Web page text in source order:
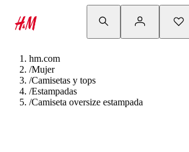
hm.com
/Mujer
/Camisetas y tops
/Estampadas
/Camiseta oversize estampada